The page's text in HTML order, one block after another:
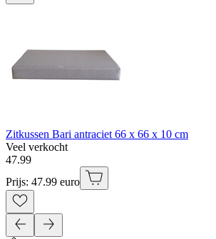
Zitkussen Bari antraciet 66 x 66 x 10 cm
Veel verkocht
47.99
Prijs: 47.99 euro